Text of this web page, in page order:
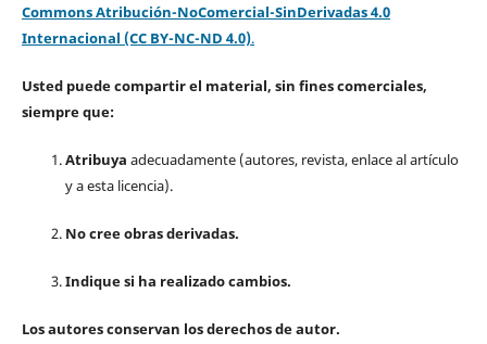
Commons Atribución-NoComercial-SinDerivadas 4.0
Internacional (CC BY-NC-ND 4.0).
Usted puede compartir el material, sin fines comerciales,
siempre que:
Atribuya adecuadamente (autores, revista, enlace al artículo
y a esta licencia).
No cree obras derivadas.
Indique si ha realizado cambios.
Los autores conservan los derechos de autor.